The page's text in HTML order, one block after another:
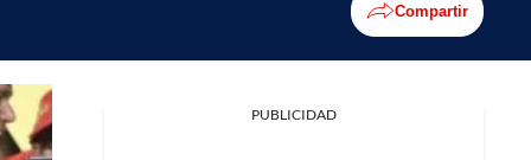
Compartir
PUBLICIDAD